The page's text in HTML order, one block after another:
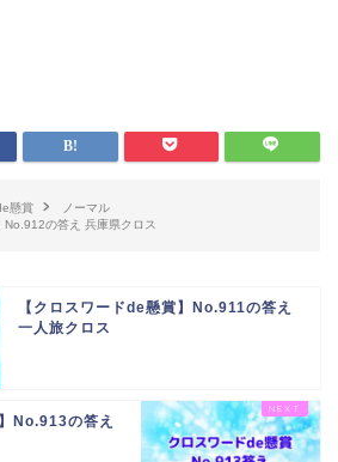
懸賞
ノーマル
No.912の答え 兵庫県クロス
【クロスワードde懸賞】No.911の答え
一人旅クロス
No.913の答え